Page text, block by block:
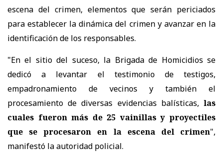
escena del crimen, elementos que serán periciados
para establecer la dinámica del crimen y avanzar en la
identificación de los responsables.
"En el sitio del suceso, la Brigada de Homicidios se
dedicó a levantar el testimonio de testigos,
empadronamiento de vecinos y también el
procesamiento de diversas evidencias balísticas, las
cuales fueron más de 25 vainillas y proyectiles
que se procesaron en la escena del crimen",
manifestó la autoridad policial.